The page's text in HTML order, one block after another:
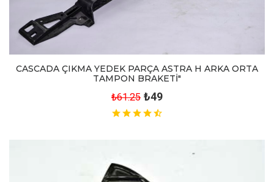
CASCADA ÇIKMA YEDEK PARÇA ASTRA H ARKA ORTA
TAMPON BRAKETİ"
₺61.25 ₺49